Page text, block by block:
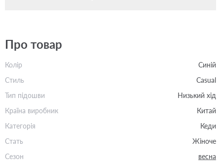
Про товар
Колір
Синій
Стиль
Casual
Тип підошви
Низький хід
Країна виробник
Китай
Категорія
Кеди
Стать
Жіноче
Сезон
весна